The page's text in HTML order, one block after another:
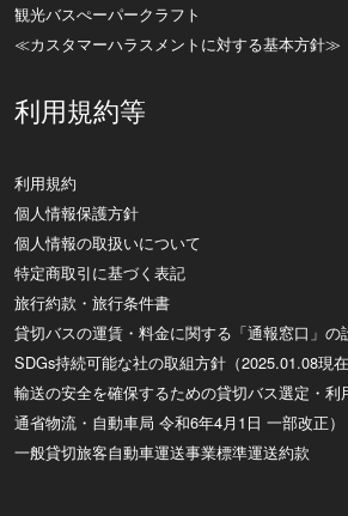
観光バスぺーパークラフト
≪カスタマーハラスメントに対する基本方針≫
利用規約等
利用規約
個人情報保護方針
個人情報の取扱いについて
特定商取引に基づく表記
旅行約款・旅行条件書
貸切バスの運賃・料金に関する「通報窓口」の
SDGs持続可能な社の取組方針（2025.01.08現在
輸送の安全を確保するための貸切バス選定・
通省物流・自動車局 令和6年4月1日 一部改正）
一般貸切旅客自動車運送事業標準運送約款